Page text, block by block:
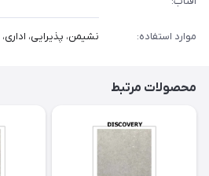
موارد استفاده: نشیمن، پذیرایی،
محصولات مرتبط